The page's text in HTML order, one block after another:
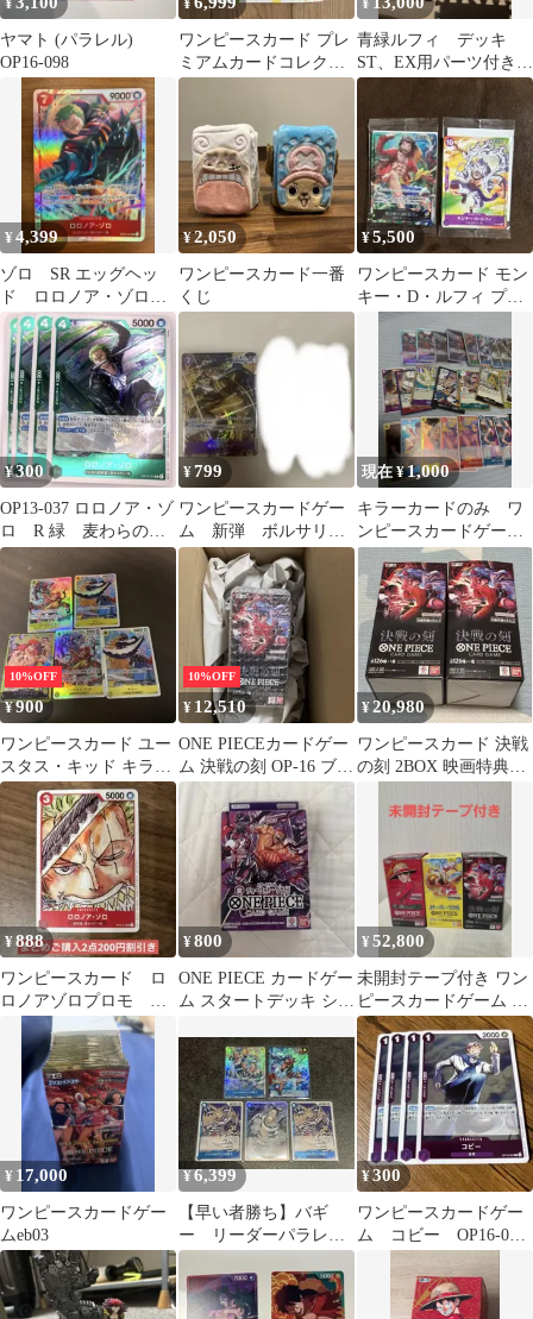
¥
ヤマト (パラレル)
OP16-098
¥
ワンピースカード プレ
ミアムカードコレクシ
ョン 23-24
¥
青緑ルフィ デッキ
ST、EX用パーツ付き
(値下げOK) ワンピース
¥4,399
ゾロ SR エッグヘッ
ド ロロノア・ゾロ
SR EB04-007
¥2,050
ワンピースカード一番
くじ
¥5,500
ワンピースカード モン
キー・D・ルフィ プロ
モ 未開封2枚セット
¥300
OP13-037 ロロノア・ゾ
ロ R 緑 麦わらの一
味 ワンピースカード
¥799
ワンピースカードゲー
ム 新弾 ボルサリー
ノレアパラレル
現在 ¥1,000
キラーカードのみ ワ
ンピースカードゲーム
まとめ売りsr15枚 r41
枚
10%OFF
¥900
ワンピースカード ユー
スタス・キッド キラー
まとめ売り
10%OFF
¥ 12,510
ONE PIECEカードゲー
ム 決戦の刻 OP-16 ブー
スターパック
¥20,980
ワンピースカード 決戦
の刻 2BOX 映画特典セ
¥888
ワンピースカード ロ
ロノアゾロプロモ
ST01-013
¥800
ONE PIECE カードゲー
ム スタートデッキ シャ
¥52,800
未開封テープ付き ワン
ピースカードゲーム ブ
ースターパック 3種セ
ット
¥ 17,000
ワンピースカードゲー
ムeb03
¥6,399
【早い者勝ち】バギ
ー リーダーパラレ
ル インペルダウンの
囚人 パラレル
¥300
ワンピースカードゲー
ム コビー OP16-064